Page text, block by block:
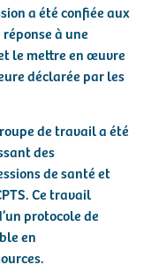
a été confiée aux
à une
le mettre en œuvre
déclarée par les
de travail a été
des
de santé et
Ce travail
protocole de
en